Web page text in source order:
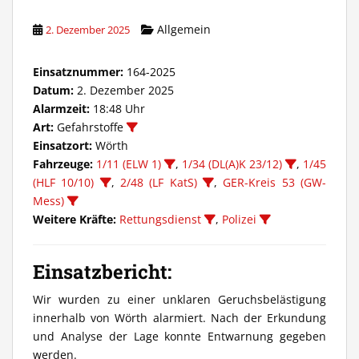
2. Dezember 2025 Allgemein
Einsatznummer: 164-2025
Datum: 2. Dezember 2025
Alarmzeit: 18:48 Uhr
Art: Gefahrstoffe
Einsatzort: Wörth
Fahrzeuge: 1/11 (ELW 1) , 1/34 (DL(A)K 23/12) , 1/45
(HLF 10/10)
,2/48 (LF KatS) , GER-Kreis 53 (GW-
Mess)
Weitere Kräfte: Rettungsdienst , Polizei
Einsatzbericht:
Wir wurden zu einer unklaren Geruchsbelästigung
innerhalb von Wörth alarmiert. Nach der Erkundung
und Analyse der Lage konnte Entwarnung gegeben
werden.